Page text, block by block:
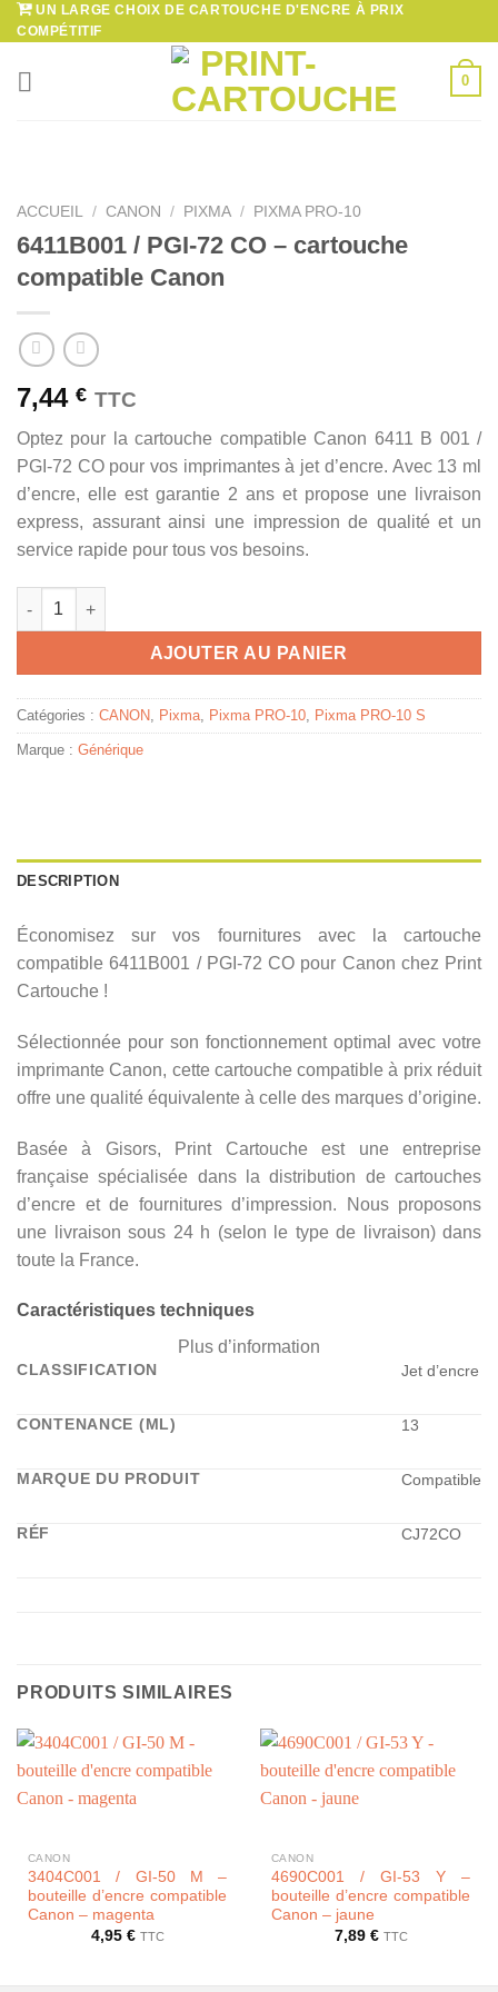
Passer
au
contenu
UN LARGE CHOIX DE CARTOUCHE D'ENCRE À PRIX
COMPÉTITIF
0
ACCUEIL / CANON / PIXMA / PIXMA PRO-10
6411B001 / PGI-72 CO – cartouche
compatible Canon
7,44 € TTC
Optez pour la cartouche compatible Canon 6411 B 001 /
PGI-72 CO pour vos imprimantes à jet d’encre. Avec 13 ml
d’encre, elle est garantie 2 ans et propose une livraison
express, assurant ainsi une impression de qualité et un
service rapide pour tous vos besoins.
quantité de 6411B001 / PGI-72 CO - cartouche compatible
AJOUTER AU PANIER
Catégories : CANON, Pixma, Pixma PRO-10, Pixma PRO-10 S
Marque : Générique
DESCRIPTION
Économisez sur vos fournitures avec la cartouche
compatible 6411B001 / PGI-72 CO pour Canon chez Print
Cartouche !
Sélectionnée pour son fonctionnement optimal avec votre
imprimante Canon, cette cartouche compatible à prix réduit
offre une qualité équivalente à celle des marques d’origine.
Basée à Gisors, Print Cartouche est une entreprise
française spécialisée dans la distribution de cartouches
d’encre et de fournitures d’impression. Nous proposons
une livraison sous 24 h (selon le type de livraison) dans
toute la France.
Caractéristiques techniques
Plus d’information
CLASSIFICATION Jet d’encre
CONTENANCE (ML) 13
MARQUE DU PRODUIT Compatible
RÉF CJ72CO
PRODUITS SIMILAIRES
CANON
3404C001 / GI-50 M –
bouteille d’encre compatible
Canon – magenta
4,95 € TTC
CANON
4690C001 / GI-53 Y –
bouteille d’encre compatible
Canon – jaune
7,89 € TTC